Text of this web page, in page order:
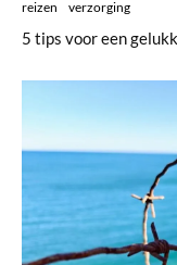
reizen verzorging
5 tips voor een